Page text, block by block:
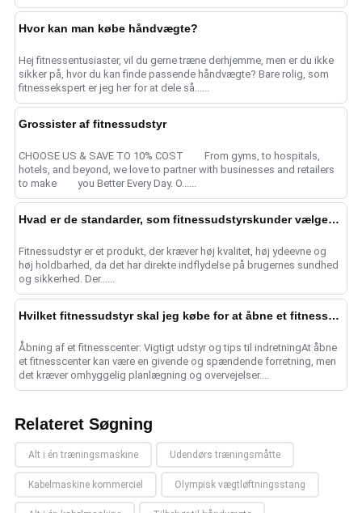
Hvor kan man købe håndvægte?
Hej fitnessentusiaster, vil du gerne træne derhjemme, men er du ikke
sikker på, hvor du kan finde passende håndvægte? Bare rolig, som
fitnessekspert er jeg her for at dele så......
Grossister af fitnessudstyr
CHOOSE US & SAVE TO 10% COST From gyms, to hospitals,
hotels, and beyond, we love to partner with businesses and retailers
to make you Better Every Day. O......
Hvad er de standarder, som fitnessudstyrskunder vælger deres forsyningskæde efter?
Fitnessudstyr er et produkt, der kræver høj kvalitet, høj ydeevne og
høj holdbarhed, da det har direkte indflydelse på brugernes sundhed
og sikkerhed. Der......
Hvilket fitnessudstyr skal jeg købe for at åbne et fitnesscenter? Hvordan kan indretningen af fitnesscenteret blive mere re
Åbning af et fitnesscenter: Vigtigt udstyr og tips til indretningAt åbne
et fitnesscenter kan være en givende og spændende forretning, men
det kræver omhyggelig planlægning og overvejelser....
Relateret Søgning
Alt i én træningsmaskine Udendørs træningsmåtte
Kabelmaskine kommerciel Olympisk vægtløftningsstang